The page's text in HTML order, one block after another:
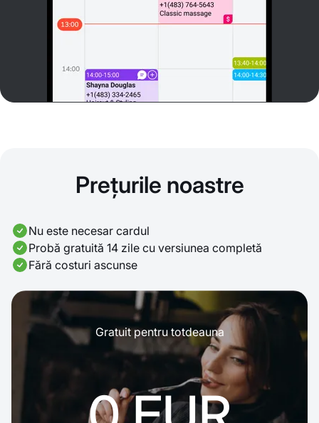
Prețurile noastre
Nu este necesar cardul
Probă gratuită 14 zile cu versiunea completă
Fără costuri ascunse
Gratuit pentru totdeauna